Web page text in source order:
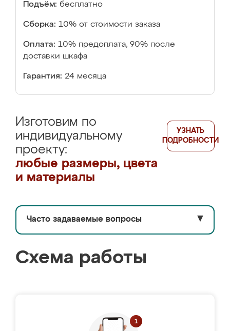
Подъём: бесплатно
Сборка: 10% от стоимости заказа
Оплата: 10% предоплата, 90% после
доставки шкафа
Гарантия: 24 месяца
Изготовим по
индивидуальному
проекту:
любые размеры, цвета
и материалы
УЗНАТЬ
ПОДРОБНОСТИ
Часто задаваемые вопросы ▼
Схема работы